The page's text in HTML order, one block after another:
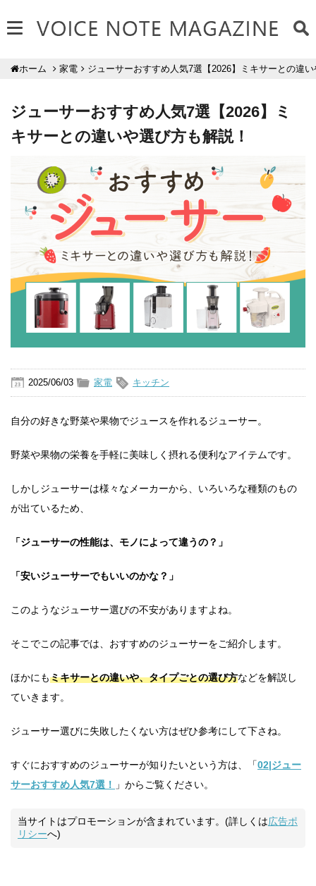
ホーム 家電 ジューサーおすすめ人気7選【2026】ミキサーとの違
ジューサーおすすめ人気7選【2026】ミ
キサーとの違いや選び方も解説！
2025/06/03 家電 キッチン
自分の好きな野菜や果物でジュースを作れるジューサー。
野菜や果物の栄養を手軽に美味しく摂れる便利なアイテムです。
しかしジューサーは様々なメーカーから、いろいろな種類のもの
が出ているため、
「ジューサーの性能は、モノによって違うの？」
「安いジューサーでもいいのかな？」
このようなジューサー選びの不安がありますよね。
そこでこの記事では、おすすめのジューサーをご紹介します。
ほかにもミキサーとの違いや、タイプごとの選び方などを解説し
ていきます。
ジューサー選びに失敗したくない方はぜひ参考にして下さね。
すぐにおすすめのジューサーが知りたいという方は、「02|ジュー
サーおすすめ人気7選！
」からご覧ください。
当サイトはプロモーションが含まれています。(詳しくは広告ポ
リシーへ)